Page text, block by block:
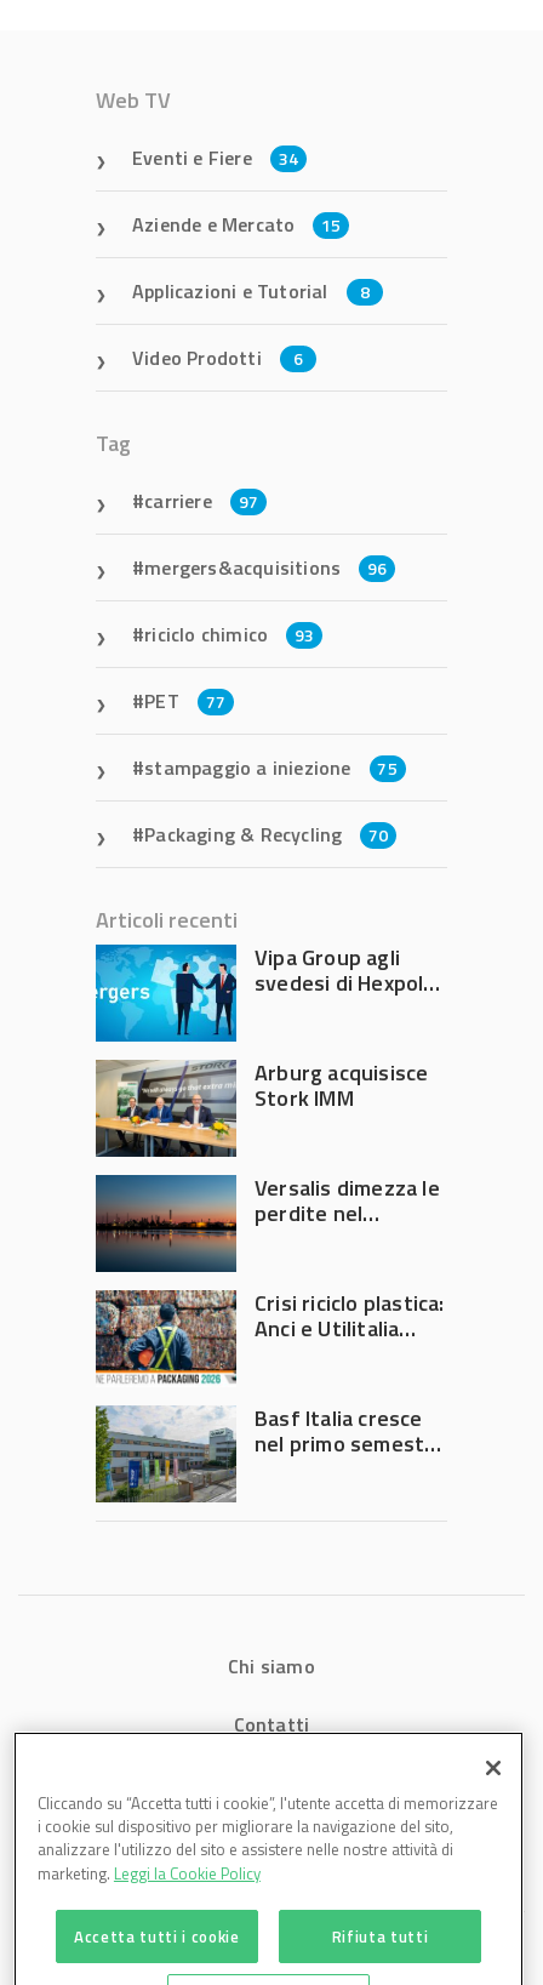
Web TV
Eventi e Fiere 34
Aziende e Mercato 15
Applicazioni e Tutorial 8
Video Prodotti 6
Tag
carriere 97
mergers&acquisitions 96
riciclo chimico 93
PET 77
stampaggio a iniezione 75
Packaging & Recycling 70
Articoli recenti
Vipa Group agli
svedesi di Hexpol
Arburg acquisisce
Stork IMM
Versalis dimezza le
perdite nel
Crisi riciclo plastica:
Anci e Utilitalia
Governo
Basf Italia cresce
nel primo semestre
Chi siamo
Contatti
Cookies
Cliccando su “Accetta tutti i cookie”, l'utente accetta di memorizzare
i cookie sul dispositivo per migliorare la navigazione del sito,
analizzare l'utilizzo del sito e assistere nelle nostre attività di
marketing. Leggi la Cookie Policy
Accetta tutti i cookie Rifiuta tutti